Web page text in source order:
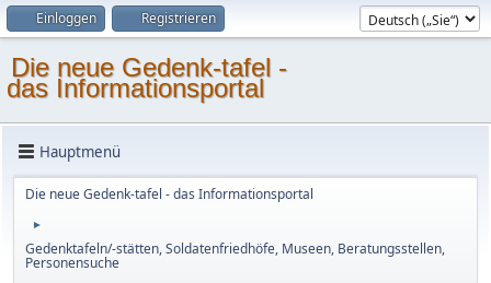
Einloggen Registrieren
Die neue Gedenk-tafel -
das Informationsportal
Hauptmenü
Die neue Gedenk-tafel - das Informationsportal
►
Gedenktafeln/-stätten, Soldatenfriedhöfe, Museen, Beratungsstellen,
Personensuche